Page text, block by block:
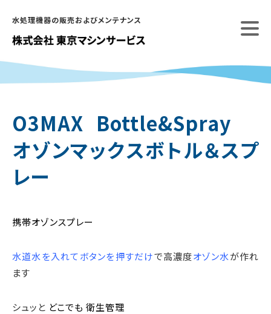
to
content
水処理機器の販売およびメンテナンス
O3MAX Bottle&Spray
オゾンマックスボトル＆スプ
レー
携帯オゾンスプレー
水道水を入れてボタンを押すだけで高濃度オゾン水が作れ
ます
シュッと どこでも 衛生管理